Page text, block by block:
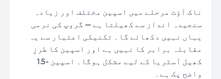
ناک آؤٹ مرحلے میں اسپین مختلف اور زیادہ
سنجیدہ انداز سے کھیلتا ہے — گروپ کی نرمی
یہاں نہیں دکھائے گا۔ تکنیکی اعتبار سے یہ
مقابلہ برابر کا نہیں ہے اور اسپین کا طرزِ
کھیل آسٹریا کے لیے مشکل ہوگا۔ اسپین -1.5
واضح پک ہے۔